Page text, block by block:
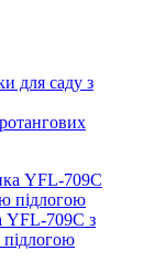
YFL-709C з